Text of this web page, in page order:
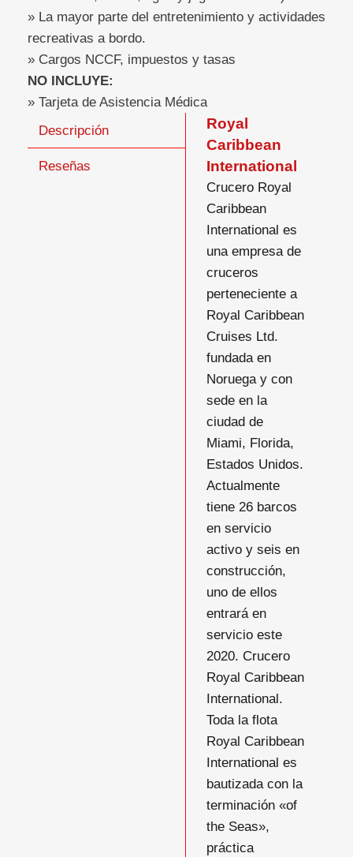
» La mayor parte del entretenimiento y actividades
recreativas a bordo.
» Cargos NCCF, impuestos y tasas
NO INCLUYE:
» Tarjeta de Asistencia Médica
Descripción
Reseñas
Royal
Caribbean
International
Crucero Royal
Caribbean
International es
una empresa de
cruceros
perteneciente a
Royal Caribbean
Cruises Ltd.
fundada en
Noruega y con
sede en la
ciudad de
Miami, Florida,
Estados Unidos.
Actualmente
tiene 26 barcos
en servicio
activo y seis en
construcción,
uno de ellos
entrará en
servicio este
2020. Crucero
Royal Caribbean
International.
Toda la flota
Royal Caribbean
International es
bautizada con la
terminación «of
the Seas»,
práctica